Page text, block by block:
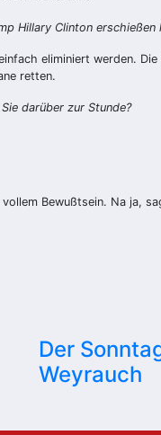
Hillary Clinton erschießen
eliminiert werden.
retten.
darüber zur Stunde?
Bewußtsein. Na ja,
Der
Weyrauch